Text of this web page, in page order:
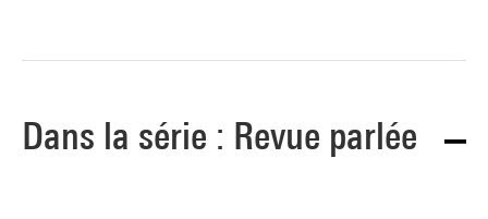
Dans la série : Revue parlée